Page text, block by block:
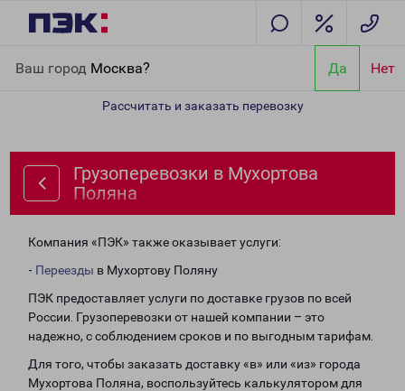
Ваш город Москва? Да Нет
Рассчитать и заказать перевозку
Грузоперевозки в Мухортова
Поляна
Компания «ПЭК» также оказывает услуги:
- Переезды в Мухортову Поляну
ПЭК предоставляет услуги по доставке грузов по всей
России. Грузоперевозки от нашей компании – это
надежно, с соблюдением сроков и по выгодным тарифам.
Для того, чтобы заказать доставку «в» или «из» города
Мухортова Поляна, воспользуйтесь калькулятором для